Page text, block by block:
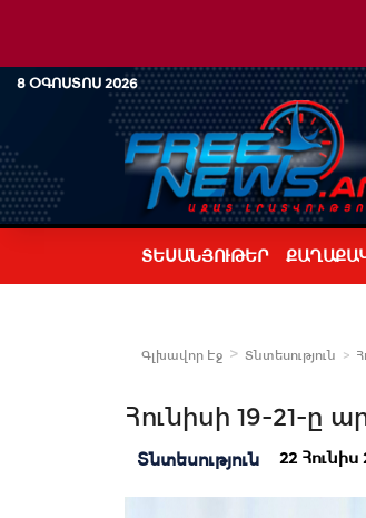
8 ՕԳՈՍՏՈՍ 2026
ՏԵՍԱՆՅՈՒԹԵՐ
Գլխավոր Էջ Տնտեսություն
Հունիսի 19-21-ը
Տնտեսություն 22 Հունիս